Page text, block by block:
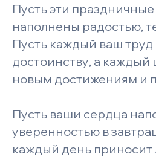
Пусть эти
наполнены радостью,
Пусть каждый ваш
достоинству, а каждый
новым достижениям и
Пусть ваши сердца
уверенностью в
каждый день приносит